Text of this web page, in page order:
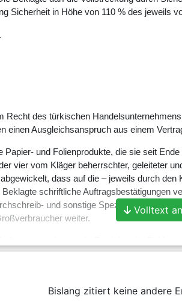
Sicherheit in Höhe von 110 % des jeweils
Recht des türkischen
einen Ausgleichsanspruch aus einem
Papier- und Folienprodukte, die sie seit
vier vom Kläger beherrschter, geleiteter
dass auf die – jeweils durch
schriftliche Auftragsbestätigungen
und sonstige Spezialpapier
weiter.
(insbesondere
Darüber hinaus nahm sie an vom
Volltext
Bislang zitiert keine andere